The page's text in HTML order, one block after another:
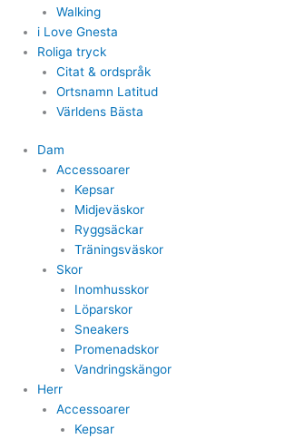
Walking
i Love Gnesta
Roliga tryck
Citat & ordspråk
Ortsnamn Latitud
Världens Bästa
Dam
Accessoarer
Kepsar
Midjeväskor
Ryggsäckar
Träningsväskor
Skor
Inomhusskor
Löparskor
Sneakers
Promenadskor
Vandringskängor
Herr
Accessoarer
Kepsar